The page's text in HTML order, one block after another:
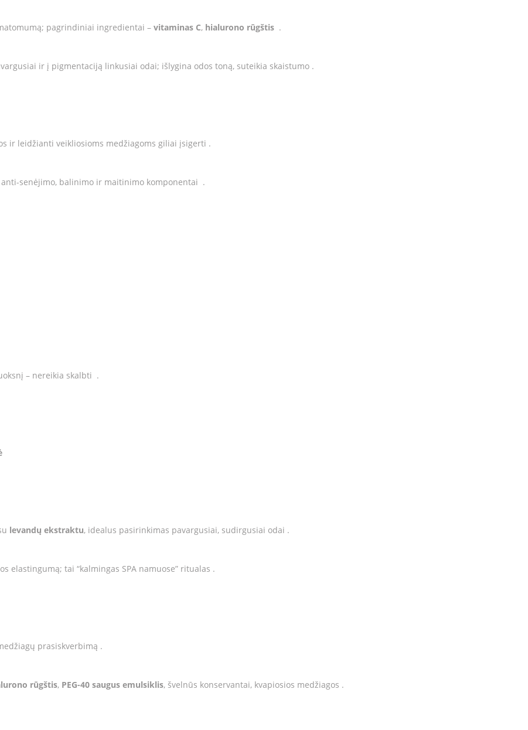
pagrindiniai ingredientai – vitaminas C, hialurono rūgštis .
ir į pigmentaciją linkusiai odai; išlygina odos toną, suteikia skaistumo .
ir leidžianti veikliosioms medžiagoms giliai įsigerti .
senėjimo, balinimo ir maitinimo komponentai .
– nereikia skalbti .
levandų ekstraktu, idealus pasirinkimas pavargusiai, sudirgusiai odai .
elastingumą; tai “kalmingas SPA namuose” ritualas .
prasiskverbimą .
rūgštis, PEG-40 saugus emulsiklis, švelnūs konservantai, kvapiosios medžiagos .